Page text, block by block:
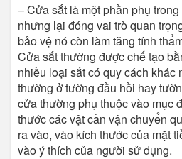
– Cửa sắt là một phần phụ
nhưng lại đóng vai trò quan
bảo vệ nó còn làm tăng tính
Cửa sắt thường được chế tạo
nhiều loại sắt có quy cách khác
thường ở tường đầu hồi hay
cửa thường phụ thuộc vào mục
thước các vật cần vận chuyển
ra vào, vào kích thước của mặt
vào ý thích của người sử dụng.